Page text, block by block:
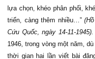
lựa chọn, khéo phân phối,
triển, càng thêm nhiều…”
Cứu Quốc, ngày 14-11-1945).
1946, trong vòng một năm,
thời gian hai lần viết bài